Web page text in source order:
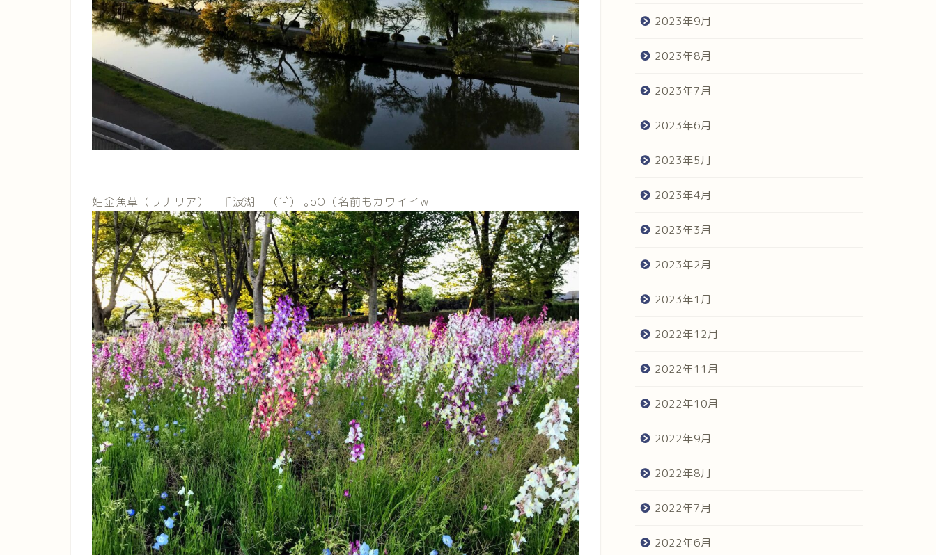
姫金魚草（リナリア） 千波湖 （´-`）.｡oO（名前もカワイイw
2023年9月
2023年8月
2023年7月
2023年6月
2023年5月
2023年4月
2023年3月
2023年2月
2023年1月
2022年12月
2022年11月
2022年10月
2022年9月
2022年8月
2022年7月
2022年6月